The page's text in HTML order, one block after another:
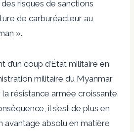
risques de sanctions
de carburéacteur au
».
d’un coup d’État militaire en
militaire du Myanmar
résistance armée croissante
il s’est de plus en
avantage absolu en matière